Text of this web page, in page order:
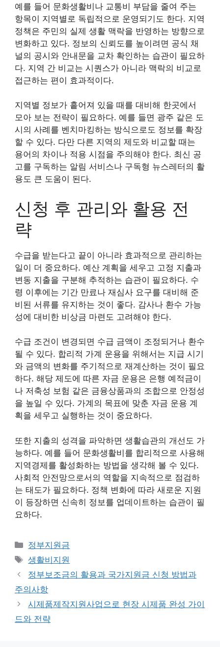
예를 들어 문화생활비나 교통비 부담을 줄여 주는
항목이 지역별로 독립적으로 운영되기도 한다. 지역
정책은 주민의 실제 생활 맥락을 반영하는 방향으로
변화하고 있다. 정보의 신뢰도를 높이려면 공식 채
널의 공시와 안내문을 교차 확인하는 습관이 필요하
다. 지역 간 비교는 시퀀스가 아니라 맥락의 비교로
접근하는 편이 효과적이다.
지역별 정보가 흩어져 있을 때를 대비해 한곳에서
모아 보는 전략이 필요하다. 예를 들면 광주 같은 도
시의 사례를 벤치마킹하는 방식으로도 정보를 확장
할 수 있다. 다만 다른 지역의 제도와 비교할 때는
용어의 차이나 적용 시점을 주의해야 한다. 최신 공
고를 구독하는 알림 서비스나 구독형 뉴스레터의 활
용도 큰 도움이 된다.
신청 후 관리와 활용 전
략
수급을 받는다고 끝이 아니라 효과적으로 관리하는
일이 더 중요하다. 예산 계획을 세우고 고정 지출과
변동 지출을 구분해 추적하는 습관이 필요하다. 수
령 이후에는 기간 만료나 재심사 요구를 대비해 준
비된 서류를 유지하는 것이 좋다. 감사나 환수 가능
성에 대비한 비상금 마련도 고려해야 한다.
수급 조건이 변경되면 수급 금액이 조정되거나 환수
될 수 있다. 합리적 가계 운용을 위해서는 지급 시기
와 금액의 변화를 주기적으로 재계산하는 것이 필요
하다. 해당 제도에 따른 자금 운용은 은행 예적금이
나 저축성 보험 같은 금융상품과의 조합으로 안정성
을 높일 수 있다. 가계의 목표에 맞춘 자금 운용 계
획을 세우고 실행하는 것이 중요하다.
또한 지출의 성격을 파악하면 생활습관의 개선도 가
능하다. 예를 들어 문화생활비를 합리적으로 사용해
지역경제를 활성화하는 방법을 생각해 볼 수 있다.
사회적 안전망으로서의 역할을 지속적으로 점검하
는 태도가 필요하다. 정책 변화에 따라 새로운 지원
이 등장하면 신속히 정보를 업데이트하는 습관이 필
요하다.
카
테
고
리
정부지원금
태
그
생활비지원
정부보조금의 활용과 국가지원금 신청 방법과
주의사항
시제품제작지원사업으로 현장 시제품 완성 가이
드와 전략